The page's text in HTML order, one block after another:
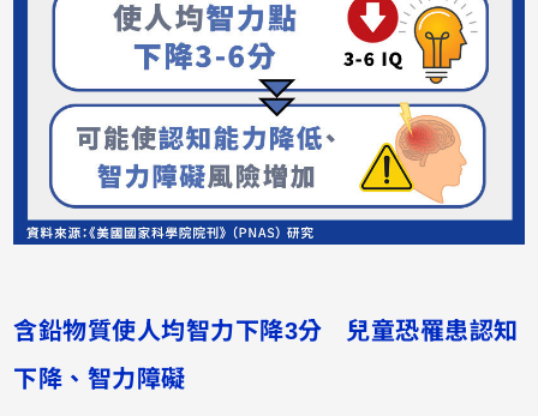
含鉛物質使人均智力下降3分 兒童恐罹患認知
下降、智力障礙